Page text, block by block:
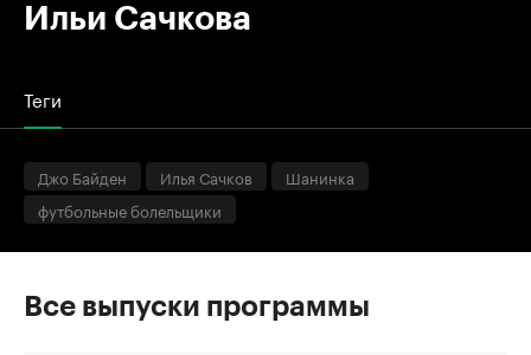
Ильи Сачкова
Теги
Джо Байден Илья Сачков
Шанинка
футбольные болельщики
Все выпуски программы